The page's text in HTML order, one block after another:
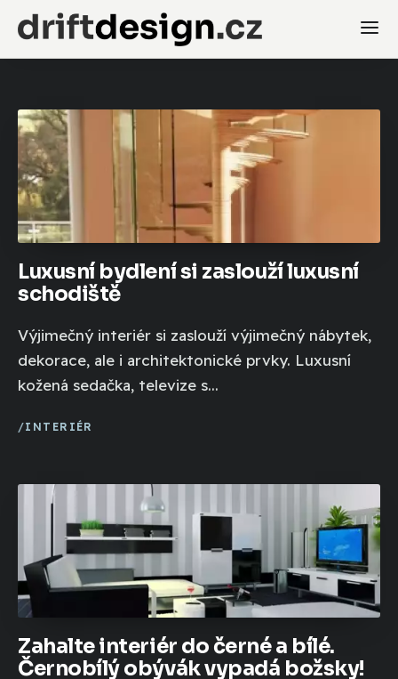
Luxusní bydlení si zaslouží luxusní
schodiště
Výjimečný interiér si zaslouží výjimečný nábytek,
dekorace, ale i architektonické prvky. Luxusní
kožená sedačka, televize s...
INTERIÉR
Zahalte interiér do černé a bílé.
Černobílý obývák vypadá božsky!